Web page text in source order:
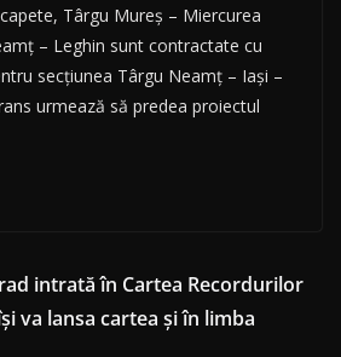
Târgu Mureș – Miercurea
– Leghin sunt contractate cu
secțiunea Târgu Neamț – Iași –
urmează să predea proiectul
intrată în Cartea Recordurilor
va lansa cartea şi în limba